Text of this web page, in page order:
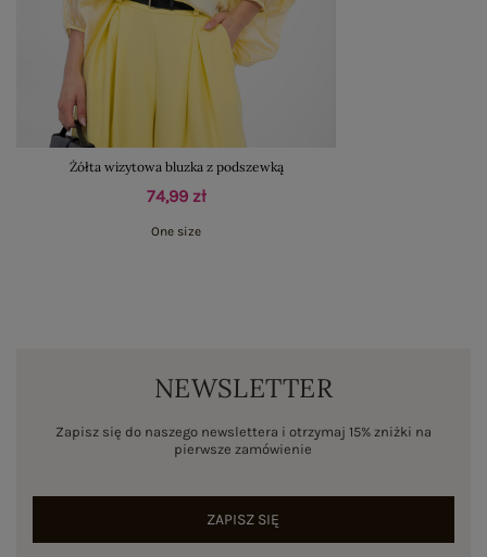
Żółta wizytowa bluzka z podszewką
74,99 zł
One size
NEWSLETTER
Zapisz się do naszego newslettera i otrzymaj 15% zniżki na
pierwsze zamówienie
ZAPISZ SIĘ